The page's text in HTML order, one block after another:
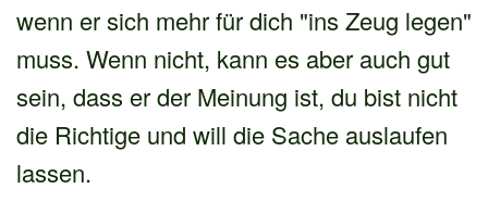
wenn er sich mehr für dich "ins Zeug legen"
muss. Wenn nicht, kann es aber auch gut
sein, dass er der Meinung ist, du bist nicht
die Richtige und will die Sache auslaufen
lassen.